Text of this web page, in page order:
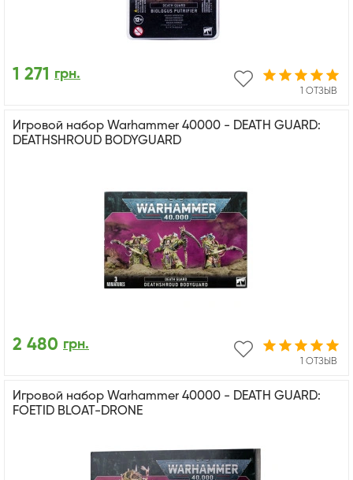
1 ОТЗЫВ
1 271 грн.
Игровой набор Warhammer 40000 - DEATH GUARD:
DEATHSHROUD BODYGUARD
1 ОТЗЫВ
2 480 грн.
Игровой набор Warhammer 40000 - DEATH GUARD:
FOETID BLOAT-DRONE